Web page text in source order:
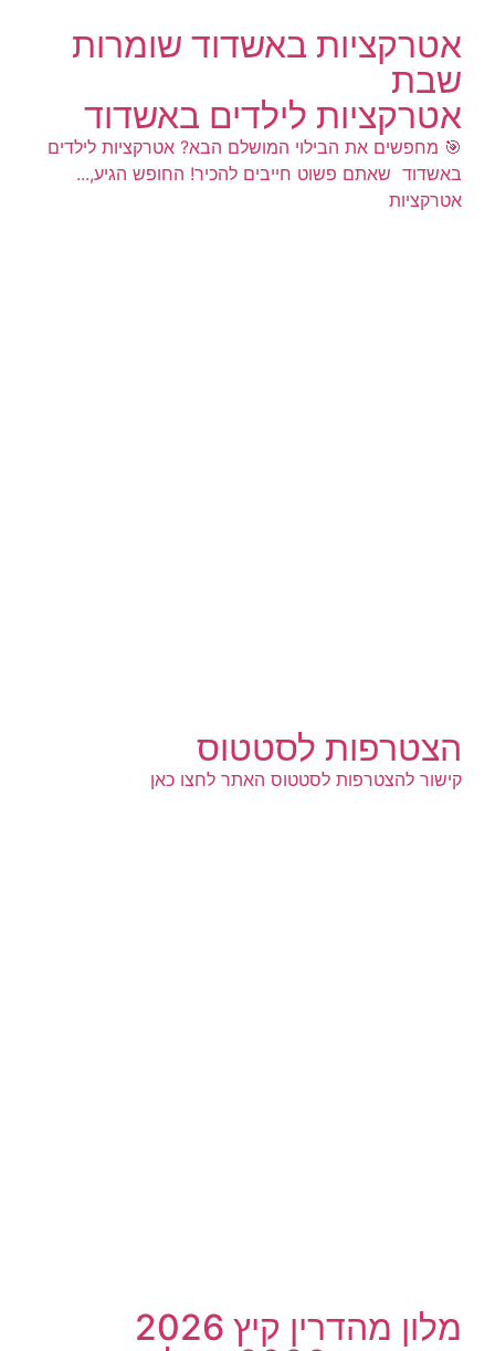
אטרקציות באשדוד שומרות
שבת
אטרקציות לילדים באשדוד
​🎯 מחפשים את הבילוי המושלם הבא? אטרקציות לילדים
באשדוד שאתם פשוט חייבים להכיר! ​החופש הגיע,...
אטרקציות
הצטרפות לסטטוס
קישור להצטרפות לסטטוס האתר לחצו כאן
מלון מהדרין קיץ 2026